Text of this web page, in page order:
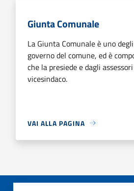
Giunta Comunale
La Giunta Comunale è uno
governo del comune, ed è
che la presiede e dagli
vicesindaco.
VAI ALLA PAGINA